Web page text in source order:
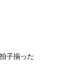
子揃った